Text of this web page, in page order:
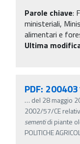
Parole chiave:
ministeriali,
alimentari e
Ultima
PDF:
… del 28 maggio
2002/57/CE
sementidi piante
POLITICHE